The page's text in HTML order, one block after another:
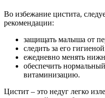
Во избежание цистита,
рекомендации:
защищать малыша от
следить за его
ежедневно менять
обеспечить
витаминизацию.
Цистит – это недуг легко